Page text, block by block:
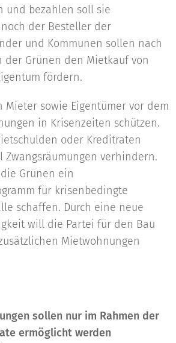
und bezahlen soll sie
der Besteller der
und Kommunen sollen nach
der Grünen den Mietkauf von
fördern.
Mieter sowie Eigentümer vor dem
in Krisenzeiten schützen.
oder Kreditraten
Zwangsräumungen verhindern.
Grünen ein
für krisenbedingte
schaffen. Durch eine neue
will die Partei für den Bau
Mietwohnungen
sollen nur im Rahmen der
ermöglicht werden